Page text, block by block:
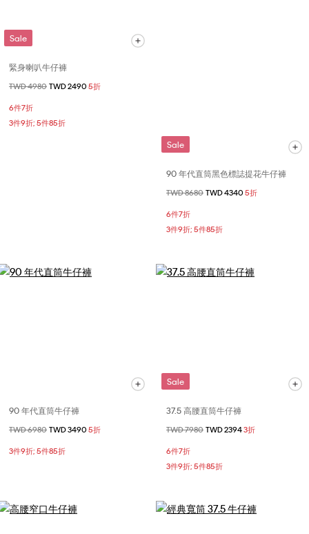
Sale
緊身喇叭牛仔褲
價格扣減從
TWD 4980 至
TWD 2490 5折
6件7折
3件9折; 5件85折
Sale
90 年代直筒黑色標誌提花牛仔褲
價格扣減從
TWD 8680 至
TWD 4340 5折
6件7折
3件9折; 5件85折
90 年代直筒牛仔褲
價格扣減從
TWD 6980 至
TWD 3490 5折
3件9折; 5件85折
Sale
37.5 高腰直筒牛仔褲
價格扣減從
TWD 7980 至
TWD 23943折
6件7折
3件9折; 5件85折